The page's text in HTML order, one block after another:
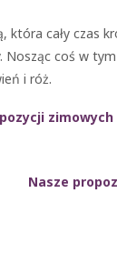
która cały czas
Nosząc coś w
i róż.
Nasze